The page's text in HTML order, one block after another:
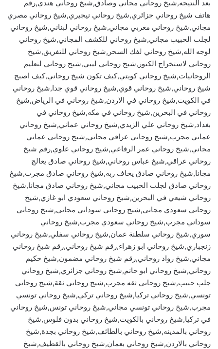
بعد النتيجه,شيخ روحاني مجاني وصادق,شيخ روحاني هندي,رقم
هاتف شيخ روحاني جزائري,شيخ روحاني نيجيري,شيخ روحاني مصري
مجاني,شيخ روحاني مغربي مجاني,شيخ روحاني لبناني,شيخ روحاني
لجلب الحبيب مجاني,شيخ روحاني للكشف المجاني,شيخ روحاني
لوجه الله,شيخ روحاني لفك السحر,شيخ روحاني للتفريق,شيخ
روحاني لاستخراج الكنوز,شيخ روحاني ليبي,شيخ روحاني لتعليم
الروحانيات,شيخ روحاني كويتي,كيف تكون شيخ روحاني,كيف اصبح
شيخ روحاني,شيخ روحاني قوي,شيخ روحاني قوي جدا,شيخ روحاني
في الكويت,شيخ روحاني في الاردن,شيخ روحاني في الرياض,شيخ
روحاني في البحرين,شيخ روحاني في مكه,شيخ روحاني في
بغداد,شيخ روحاني علي الزيدي,شيخ روحاني عماني,شيخ روحاني
عماني مجرب,شيخ روحاني عراقي مجاني,شيخ روحاني عماني
مجاني,شيخ روحاني عمر الرفاعي,شيخ روحاني علوي,رقم شيخ
روحاني عراقي,شيخ عباس روحاني,شيخ روحاني صادق يعالج
مجانا,شيخ روحاني صادق يخاف ربه,شيخ روحاني صادق مجرب,شيخ
روحاني صادق لجلب الحبيب مجاني,شيخ روحاني صادق مجانا,شيخ
روحاني شيعي في البحرين,شيخ روحاني سعودي ابو غازي,شيخ
روحاني سعودي مجاني,شيخ روحاني سوداني مجاني,شيخ روحاني
سوداني مجرب,شيخ روحاني سعودي مجرب,شيخ روحاني
سوري,شيخ روحاني سلطنة عمان,شيخ روحاني سفلي,شيخ روحاني
زنجباري,شيخ روحاني ابو زهراء,رقم شيخ روحاني,رقم شيخ روحاني
مجاني,شيخ رواد روحاني,رقم شيخ روحاني مضمون,شيخ حكيم
روحاني,شيخ روحاني ابو حاتم,شيخ روحاني جزائري,شيخ روحاني
جلب حبيب,شيخ روحاني ثقه مجرب,شيخ روحاني ثقة,شيخ روحاني
تونسي,شيخ روحاني تركيا,شيخ روحاني تركي,شيخ روحاني تونسي
مجرب,شيخ روحاني تونسي مجاني,شيخ روحاني تونس,شيخ روحاني
في تركيا,شيخ روحاني بالكويت,شيخ روحاني بدون فلوس,شيخ
روحاني بالمدينه,شيخ روحاني بالطائف,شيخ روحاني بجدة,شيخ
روحاني بالاردن,شيخ روحاني بعمان,شيخ روحاني بالقطيف,شيخ